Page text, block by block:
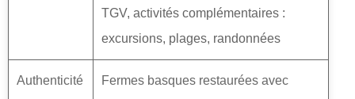
TGV, activités complémentaires :
excursions, plages, randonnées
Authenticité
Fermes basques restaurées avec